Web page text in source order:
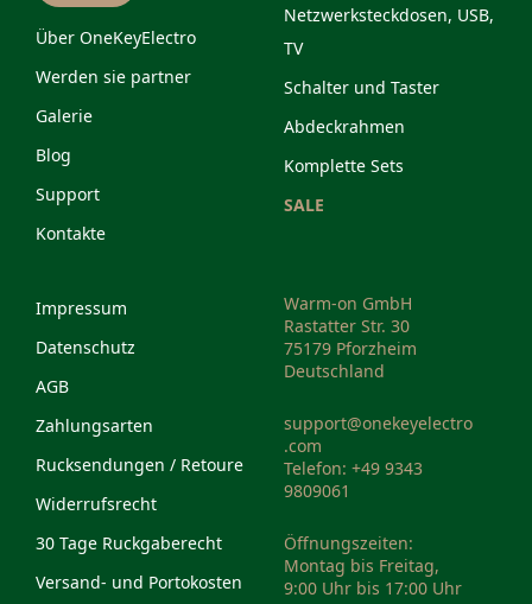
Über OneKeyElectro
Werden sie partner
Galerie
Blog
Support
Kontakte
Netzwerksteckdosen, USB,
TV
Schalter und Taster
Abdeckrahmen
Komplette Sets
SALE
Impressum
Datenschutz
AGB
Zahlungsarten
Rucksendungen / Retoure
Widerrufsrecht
30 Tage Ruckgaberecht
Versand- und Portokosten
Warm-on GmbH
Rastatter Str. 30
75179 Pforzheim
Deutschland
support@onekeyelectro
.com
Telefon: +49 9343
9809061
Öffnungszeiten:
Montag bis Freitag,
9:00 Uhr bis 17:00 Uhr